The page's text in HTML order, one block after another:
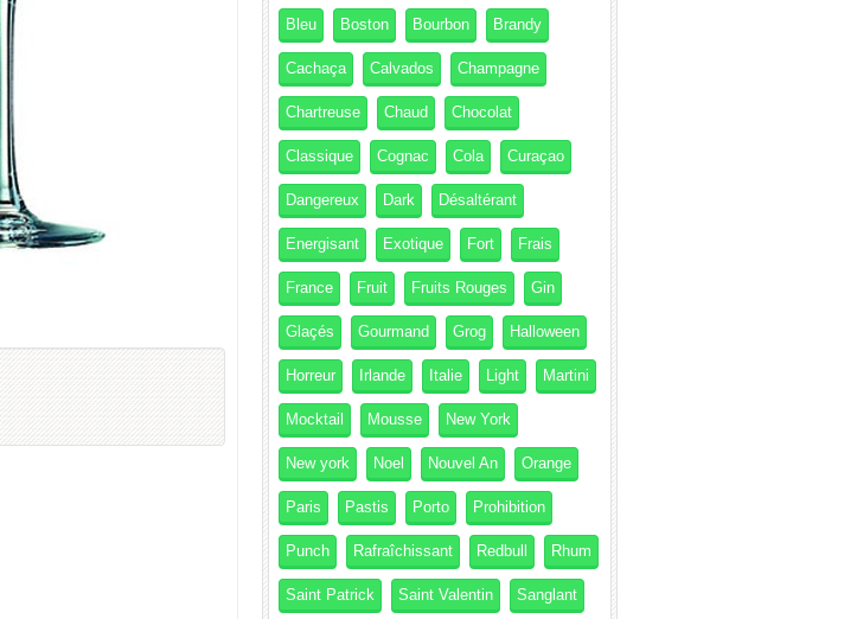
Bleu Boston Bourbon Brandy
Cachaça Calvados Champagne
Chartreuse Chaud Chocolat
Classique Cognac Cola Curaçao
Dangereux Dark Désaltérant
Energisant Exotique Fort Frais
France Fruit Fruits Rouges Gin
Glaçés Gourmand Grog Halloween
Horreur Irlande Italie Light Martini
Mocktail Mousse New York
New york Noel Nouvel An Orange
Paris Pastis Porto Prohibition
Punch Rafraîchissant Redbull Rhum
Saint Patrick Saint Valentin Sanglant